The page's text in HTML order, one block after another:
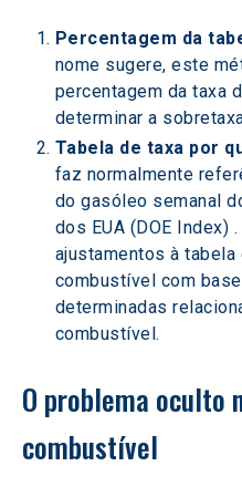
Percentagem da
nome sugere, este
percentagem da taxa
determinar a
Tabela de taxa por
faz normalmente
do gasóleo semanal
dos EUA (DOE Index)
ajustamentos à
combustível com
determinadas
combustível.
O problema oculto
combustível